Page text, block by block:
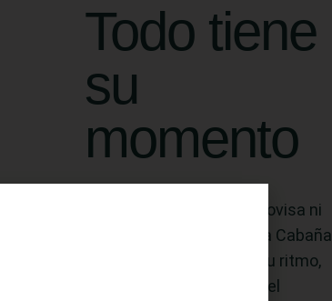
Todo tiene
su
momento
Aquí la cocina no se improvisa ni
se acelera. En Brasería La Cabaña
cada elaboración sigue su ritmo,
porque entendemos que el